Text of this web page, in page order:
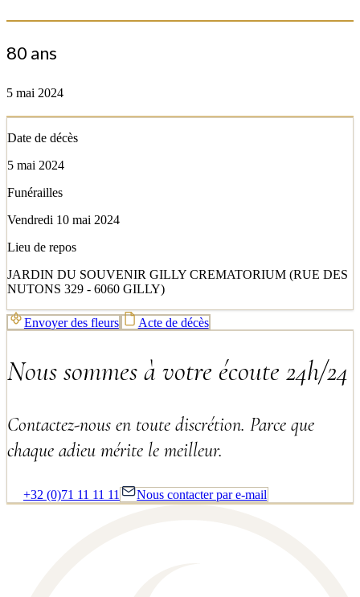
80 ans
5 mai 2024
Date de décès
5 mai 2024
Funérailles
Vendredi 10 mai 2024
Lieu de repos
JARDIN DU SOUVENIR GILLY CREMATORIUM (RUE DES
NUTONS 329 - 6060 GILLY)
Envoyer des fleurs Acte de décès
Nous sommes à votre écoute 24h/24
Contactez-nous en toute discrétion. Parce que
chaque adieu mérite le meilleur.
+32 (0)71 11 11 11 Nous contacter par e-mail